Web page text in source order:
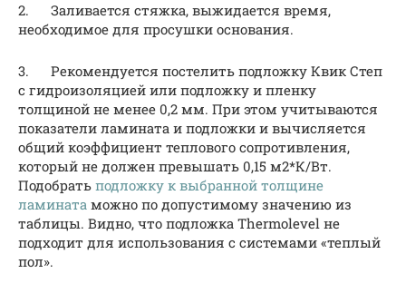
2. Заливается стяжка, выжидается время,
необходимое для просушки основания.
3. Рекомендуется постелить подложку Квик Степ
с гидроизоляцией или подложку и пленку
толщиной не менее 0,2 мм. При этом учитываются
показатели ламината и подложки и вычисляется
общий коэффициент теплового сопротивления,
который не должен превышать 0,15 м2*К/Вт.
Подобрать подложку к выбранной толщине
ламината можно по допустимому значению из
таблицы. Видно, что подложка Thermolevel не
подходит для использования с системами «теплый
пол».